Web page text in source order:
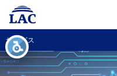
サービス
ソリューション・製品